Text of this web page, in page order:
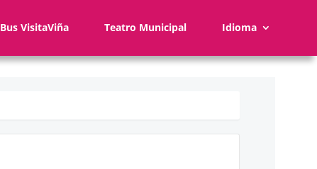
Bus VisitaViña Teatro Municipal Idioma